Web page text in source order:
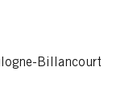
Billancourt